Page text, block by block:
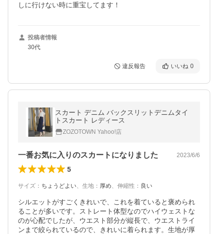
しに行けない時に重宝してます！
投稿者情報
30代
違反報告 いいね 0
スカート デニム バックスリットデニムタイ
トスカート レディース
ZOZOTOWN Yahoo!店
一番お気に入りのスカートになりました 2023/6/6
5
サイズ ： ちょうどよい、 生地 ： 厚め、 伸縮性 ： 良い
シルエットがすごくきれいで、これを着ていると褒められ
ることが多いです。ストレート体型なのでハイウェストな
のが心配でしたが、ウエスト部分が縦長で、ウエストライ
ンまで絞られているので、きれいに着られます。生地が厚